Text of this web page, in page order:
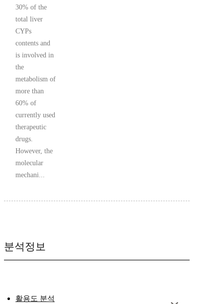
30% of the
total liver
CYPs
contents and
is involved in
the
metabolism of
more than
60% of
currently used
therapeutic
drugs.
However, the
molecular
mechani...
분석정보
활용도 분석